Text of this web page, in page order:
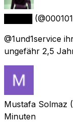
@1und1service
ungefähr 2,5
Mustafa Solmaz
Minuten